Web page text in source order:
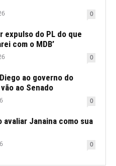
0
do PL do que
com o MDB’
0
ao governo do
ao Senado
0
avaliar Janaina como sua
0